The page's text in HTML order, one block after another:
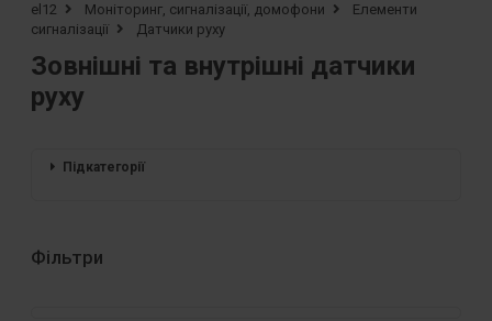
el12 Моніторинг, сигналізації, домофони
Елементи
сигналізації
Датчики руху
Зовнішні та внутрішні датчики
руху
Підкатегорії
Фільтри